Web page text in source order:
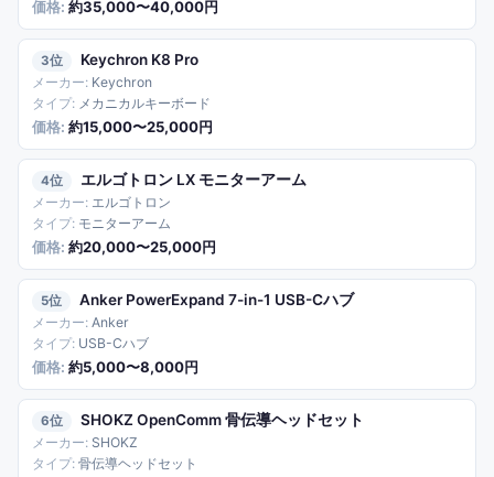
約35,000〜40,000円
3 Keychron K8 Pro
Keychron
メカニカルキーボード
約15,000〜25,000円
4 エルゴトロン LX モニターアーム
エルゴトロン
モニターアーム
約20,000〜25,000円
5 Anker PowerExpand 7-in-1 USB-Cハブ
Anker
USB-Cハブ
約5,000〜8,000円
6 SHOKZ OpenComm 骨伝導ヘッドセット
SHOKZ
骨伝導ヘッドセット